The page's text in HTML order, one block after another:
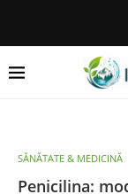
SĂNĂTATE & MEDICINĂ
Penicilina: